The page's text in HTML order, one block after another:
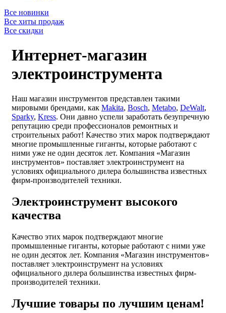
Все новинки
Все хиты продаж
Все скидки
Интернет-магазин
электроинструмента
Наш магазин инструментов представлен такими
мировыми брендами, как Makita, Bosch, Metabo, DeWalt,
Sparky, Kress. Они давно успели заработать безупречную
репутацию среди профессионалов ремонтных и
строительных работ! Качество этих марок подтверждают
многие промышленные гиганты, которые работают с
ними уже не один десяток лет. Компания «Магазин
инструментов» поставляет электроинструмент на
условиях официального дилера большинства известных
фирм-производителей техники.
Электроинструмент высокого
качества
Качество этих марок подтверждают многие
промышленные гиганты, которые работают с ними уже
не один десяток лет. Компания «Магазин инструментов»
поставляет электроинструмент на условиях
официального дилера большинства известных фирм-
производителей техники.
Лучшие товары по лучшим ценам!